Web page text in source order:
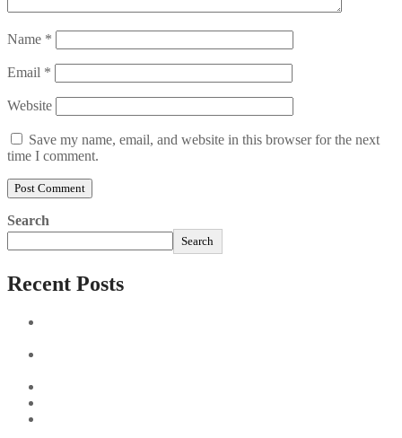
Name *
Email *
Website
Save my name, email, and website in this browser for the next
time I comment.
Search
Search
Recent Posts